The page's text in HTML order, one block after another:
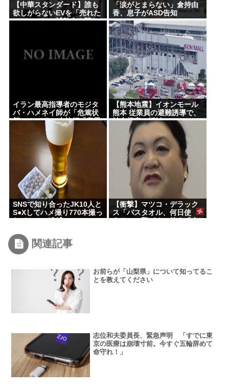
【中華スタンダード】誰も
欲しがらないEVを「売れた
こと」にして補助金を騙し
「涙がとまらない」倉持由
香、息子がASD告知
イラン最高指導者のモジタ
バ・ハメネイ師が「危篤状
態」？ イラン大統領「意思
疎通はかなり難しい」
【熊本地震】イオンモール
熊本 従業員の避難誘導で、
社内規定に抵触か
SNSで知り合ったJK10人と
S●Xしてハメ撮り770本撮っ
【衝撃】マツコ・デラック
ス「バスタオル、何日使
関連記事
お前らが「山梨県」について知ってるこ
とを教えてください
志位和夫委員長、緊急声明 「すでに東
京の医療は崩壊寸前。今すぐ五輪辞めて
命守れ！」